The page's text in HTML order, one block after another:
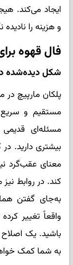
ایجاد می‌کند.
و هزینه را نادیده
فال قهوه
شکل دیده‌شده
پلکان مارپیچ در
مستقیم و
مسئله‌ای قدیمی
بیشتری دارید.
معنای عقب‌گرد
کند. در روابط
به‌جای گفتن
واقعاً تغییر
باشید. یک اصلاح
به شما کمک